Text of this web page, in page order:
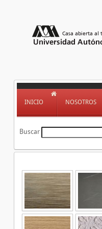
INICIO NOSOTROS
Buscar